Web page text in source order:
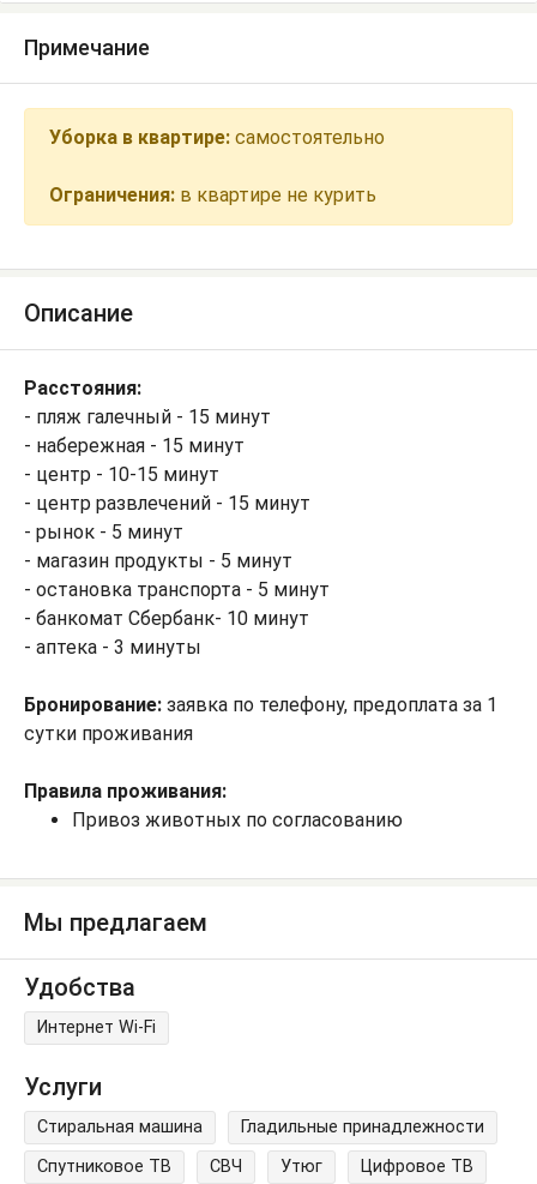
Примечание
Уборка в квартире: самостоятельно
Ограничения: в квартире не курить
Описание
Расстояния:
- пляж галечный - 15 минут
- набережная - 15 минут
- центр - 10-15 минут
- центр развлечений - 15 минут
- рынок - 5 минут
- магазин продукты - 5 минут
- остановка транспорта - 5 минут
- банкомат Сбербанк- 10 минут
- аптека - 3 минуты
Бронирование: заявка по телефону, предоплата за 1
сутки проживания
Правила проживания:
Привоз животных по согласованию
Мы предлагаем
Удобства
Интернет Wi-Fi
Услуги
Стиральная машина
Гладильные принадлежности
Спутниковое ТВ
СВЧ Утюг Цифровое ТВ